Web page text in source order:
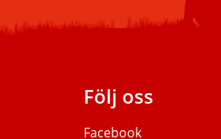
Följ oss
Facebook